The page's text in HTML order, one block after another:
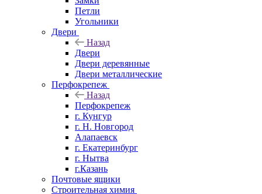
Петли
Угольники
Двери
Назад
Двери
Двери деревянные
Двери металлические
Перфокрепеж
Назад
Перфокрепеж
г. Кунгур
г. Н. Новгород
Алапаевск
г. Екатеринбург
г. Нытва
г.Казань
Почтовые ящики
Строительная химия